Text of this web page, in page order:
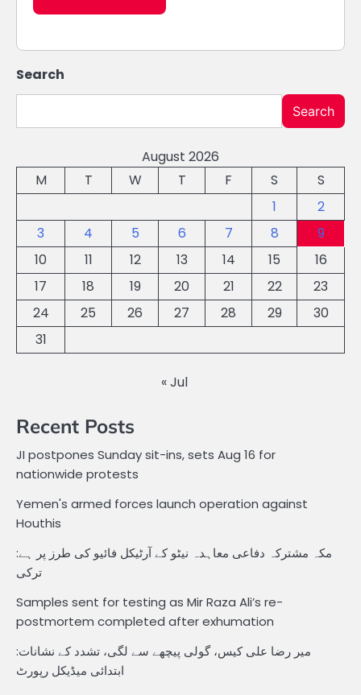
Search
Search
August 2026
M
T W T F S
S
1
2
3
4 5 6 7 8
9
10
11 12 13 14 15
16
17
18 19 20 21 22
23
24
25 26 27 28 29
30
31
« Jul
Recent Posts
JI postpones Sunday sit-ins, sets Aug 16 for
nationwide protests
Yemen's armed forces launch operation against
Houthis
مکہ مشترکہ دفاعی معاہدہ نیٹو کے آرٹیکل فائیو کی طرز پر ہے:
ترکی
Samples sent for testing as Mir Raza Ali’s re-
postmortem completed after exhumation
میر رضا علی کیس، گولی پیچھے سے لگی، تشدد کے نشانات:
ابتدائی میڈیکل رپورٹ